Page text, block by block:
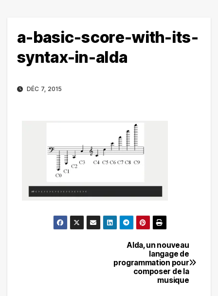
a-basic-score-with-its-
syntax-in-alda
DÉC 7, 2015
Alda, un nouveau
langage de
programmation pour
composer de la
musique